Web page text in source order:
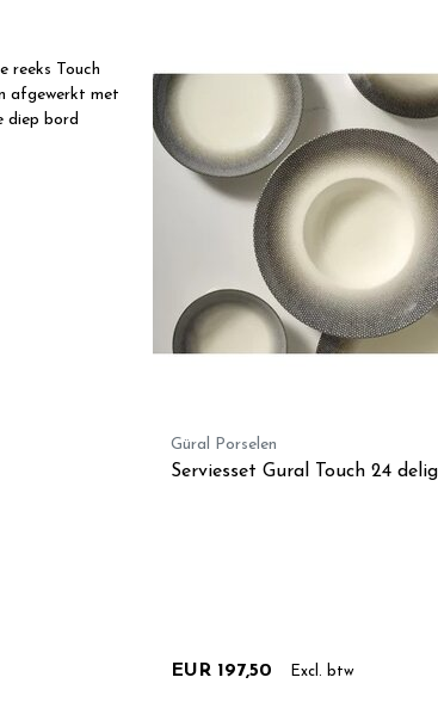
reeks Touch
afgewerkt met
diep bord
Güral Porselen
Serviesset Gural Touch 24
EUR 197,50 Excl. btw